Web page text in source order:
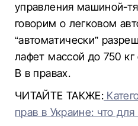
управления машиной-
говорим о легковом
“автоматически”
лафет массой до 750
В в правах.
ЧИТАЙТЕ ТАКЖЕ:
прав в Украине: что для